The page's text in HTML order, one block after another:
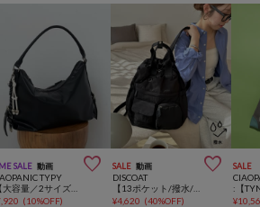
SALE 動画 
TYPY
(10%OFF)
SALE 動画 
DISCOAT
【13ポケット/撥水/軽量】ユーティリティーパフィーバックパック
¥4,620 (40%OFF)
SALE
¥